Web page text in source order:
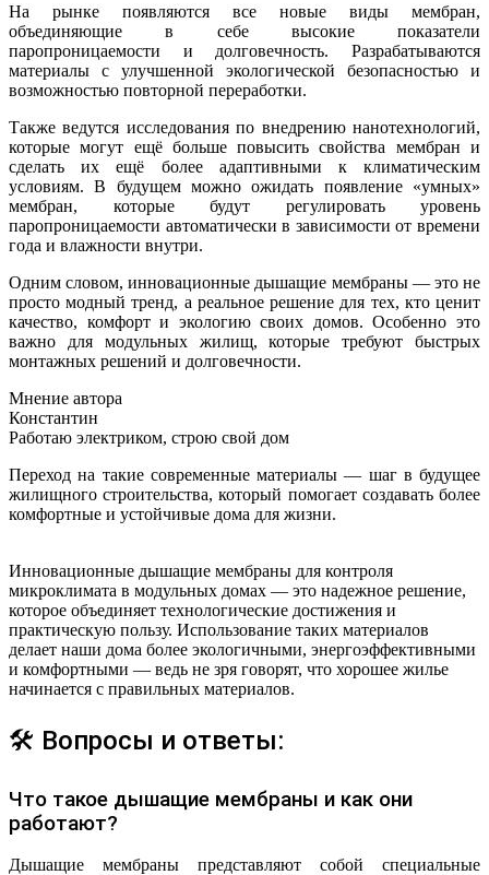
На рынке появляются все новые виды мембран,
объединяющие в себе высокие показатели
паропроницаемости и долговечность. Разрабатываются
материалы с улучшенной экологической безопасностью и
возможностью повторной переработки.
Также ведутся исследования по внедрению нанотехнологий,
которые могут ещё больше повысить свойства мембран и
сделать их ещё более адаптивными к климатическим
условиям. В будущем можно ожидать появление «умных»
мембран, которые будут регулировать уровень
паропроницаемости автоматически в зависимости от времени
года и влажности внутри.
Одним словом, инновационные дышащие мембраны — это не
просто модный тренд, а реальное решение для тех, кто ценит
качество, комфорт и экологию своих домов. Особенно это
важно для модульных жилищ, которые требуют быстрых
монтажных решений и долговечности.
Мнение автора
Константин
Работаю электриком, строю свой дом
Переход на такие современные материалы — шаг в будущее
жилищного строительства, который помогает создавать более
комфортные и устойчивые дома для жизни.
Инновационные дышащие мембраны для контроля
микроклимата в модульных домах — это надежное решение,
которое объединяет технологические достижения и
практическую пользу. Использование таких материалов
делает наши дома более экологичными, энергоэффективными
и комфортными — ведь не зря говорят, что хорошее жилье
начинается с правильных материалов.
🛠 Вопросы и ответы:
Что такое дышащие мембраны и как они
работают?
Дышащие мембраны представляют собой специальные